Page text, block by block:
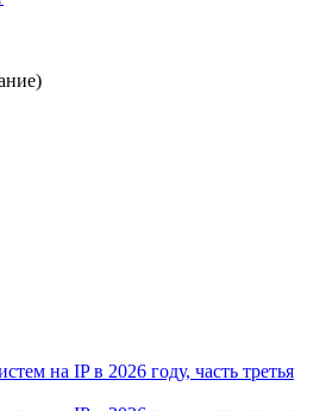
на IP в 2026 году, часть третья